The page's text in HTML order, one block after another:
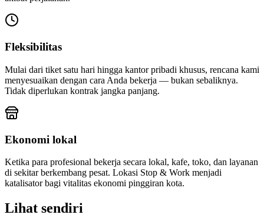
Fleksibilitas
Mulai dari tiket satu hari hingga kantor pribadi khusus, rencana kami
menyesuaikan dengan cara Anda bekerja — bukan sebaliknya.
Tidak diperlukan kontrak jangka panjang.
Ekonomi lokal
Ketika para profesional bekerja secara lokal, kafe, toko, dan layanan
di sekitar berkembang pesat. Lokasi Stop & Work menjadi
katalisator bagi vitalitas ekonomi pinggiran kota.
Lihat sendiri